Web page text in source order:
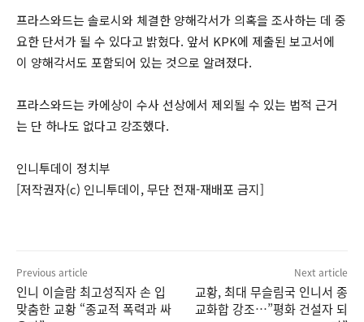
프라스와드는 솔로시와 체결한 양해각서가 의혹을 조사하는 데 중
요한 단서가 될 수 있다고 밝혔다. 앞서 KPK에 제출된 보고서에
이 양해각서도 포함되어 있는 것으로 알려졌다.
프라스와드는 카에상이 수사 선상에서 제외될 수 있는 법적 근거
는 단 하나도 없다고 강조했다.
인니투데이 정치부
[저작권자(c) 인니투데이, 무단 전재-재배포 금지]
Previous article
인니 이슬람 최고성직자 손 입
맞춤한 교황 “종교적 폭력과 싸
Next article
교황, 최대 무슬림국 인니서 종
교화합 강조…”평화 건설자 되